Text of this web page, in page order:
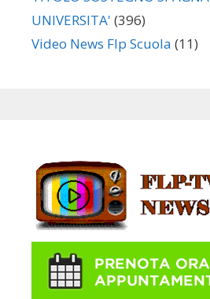
UNIVERSITA' (396)
Video News Flp Scuola (11)